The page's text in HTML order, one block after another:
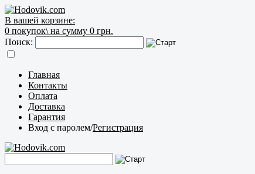
В вашей корзине:
0 покупок\ на сумму 0 грн.
Поиск:
Главная
Контакты
Оплата
Доставка
Гарантия
Вход с паролем/Регистрация